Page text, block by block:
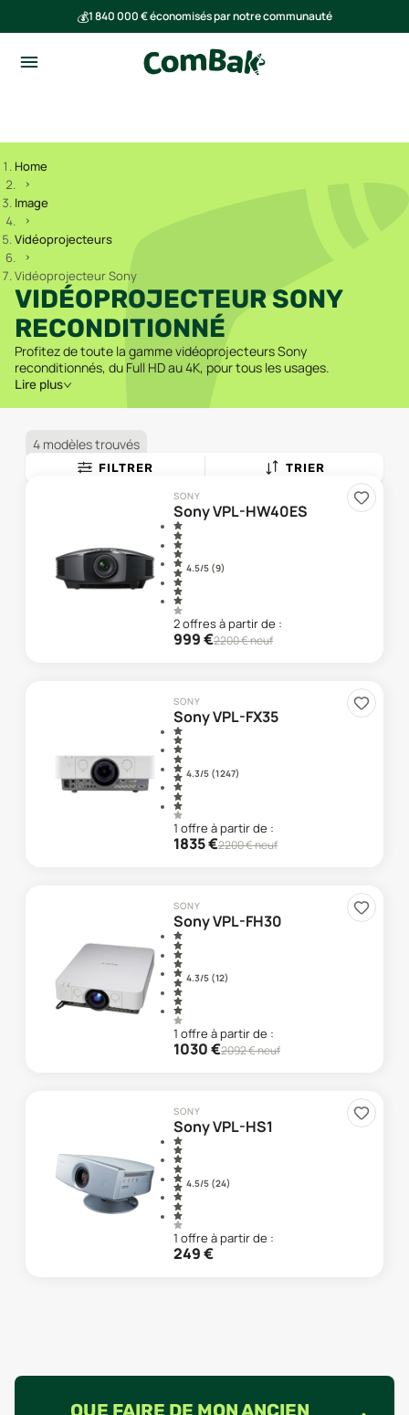
💰1 840 000 € économisés par notre communauté
Home
Image
Vidéoprojecteurs
Vidéoprojecteur Sony
VIDÉOPROJECTEUR SONY
RECONDITIONNÉ
Profitez de toute la gamme vidéoprojecteurs Sony
reconditionnés, du Full HD au 4K, pour tous les usages.
Lire plus
4 modèles trouvés
FILTRER TRIER
SONY
Sony VPL-HW40ES
4.5/5 (9)
2offresà partir de :
999€2200€ neuf
SONY
Sony VPL-FX35
4.3/5 (1 247)
1 offre à partir de :
1835€2200€ neuf
SONY
Sony VPL-FH30
4.3/5 (12)
1 offre à partir de :
1030€2092€ neuf
SONY
Sony VPL-HS1
4.5/5 (24)
1 offre à partir de :
249€
QUE FAIRE DE MON ANCIEN